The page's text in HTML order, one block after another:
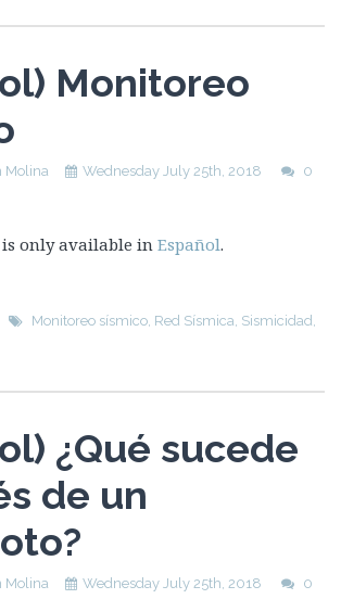
Monitoreo
Molina Wednesday July 25th, 2018
0
only available in Español.
Monitoreo sísmico, Red Sísmica, Sismicidad ,
¿Qué sucede
de un
Molina Wednesday July 25th, 2018
0